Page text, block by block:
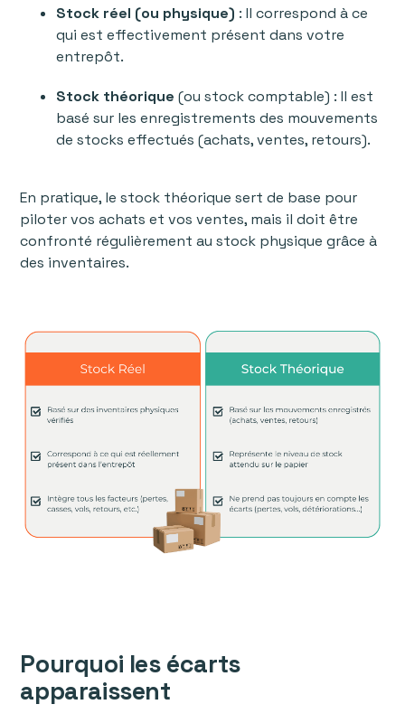
Stock réel (ou physique) : Il correspond à ce
qui est effectivement présent dans votre
entrepôt.
Stock théorique (ou stock comptable) : Il est
basé sur les enregistrements des mouvements
de stocks effectués (achats, ventes, retours).
En pratique, le stock théorique sert de base pour
piloter vos achats et vos ventes, mais il doit être
confronté régulièrement au stock physique grâce à
des inventaires.
Pourquoi les écarts
apparaissent